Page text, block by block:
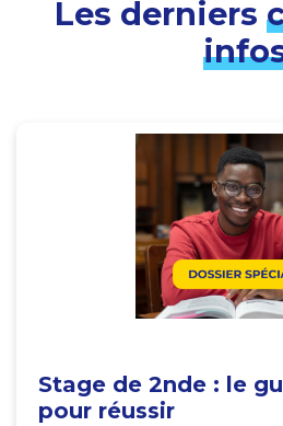
Les derniers
Stage de 2nde : le
pour réussir